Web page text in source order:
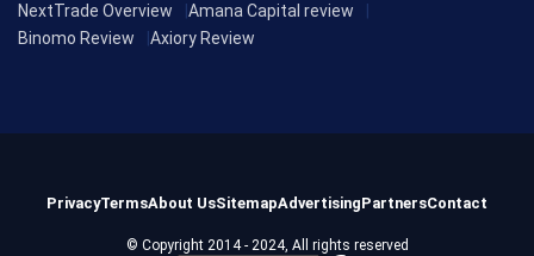
NextTrade Overview
Amana Capital review
Binomo Review
Axiory Review
© Copyright 2014 - 2024, All rights reserved
PrivacyTermsAbout UsSitemapAdvertisingPartnersContact